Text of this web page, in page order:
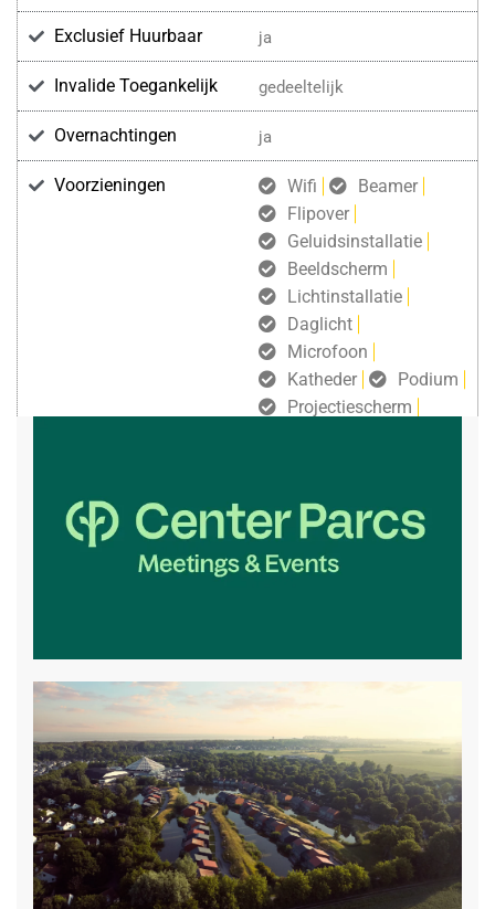
Exclusief Huurbaar ja
Invalide Toegankelijk gedeeltelijk
Overnachtingen ja
Voorzieningen Wifi
Beamer
Flipover
Geluidsinstallatie
Beeldscherm
Lichtinstallatie
Daglicht
Microfoon
Katheder
Podium
Projectiescherm